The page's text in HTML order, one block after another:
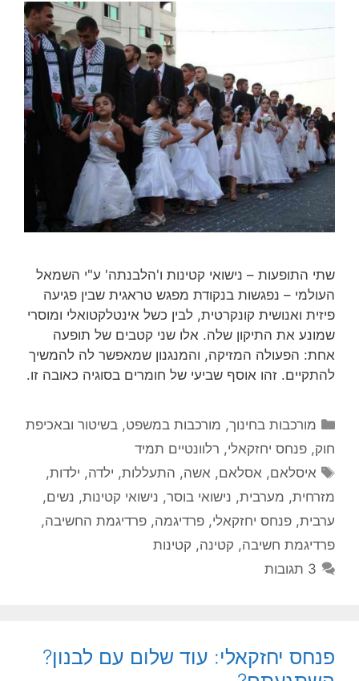
שתי התופעות – נישואי קטינות ו'הלבנתה' ע"י השמאל
העולמי – נפגשות בנקודת מפגש טראגית שבין פגיעה
פיזית ואנושית קונקרטית, לבין כשל אינטלקטואלי ומוסרי
שמונע את התיקון שלה. אלו שני קטבים של תופעה
אחת: הפעולה המזיקה, והמנגנון שמאפשר לה להמשיך
להתקיים. זהו אוסף שביעי של חומרים בסוגיה כאובה זו.
קטגוריות
מורכבות בחינוך, מורכבות במשפט, בשיטור ובאכיפת
חוק, פנחס יחזקאלי, רלוונטיים תמיד
תגיות
איסלאם, אסלאם, אשה, התעללות, ילדה, ילדות,
מזרחית, מערבית, נישואי בוסר, נישואי קטינות, נשים,
ערבית, פנחס יחזקאלי, פרדיגמה, פרדיגמת החשיבה,
פרדיגמת חשיבה, קטינה, קטינות
3 תגובות
פנחס יחזקאלי: עוד שלום עם לבנון?